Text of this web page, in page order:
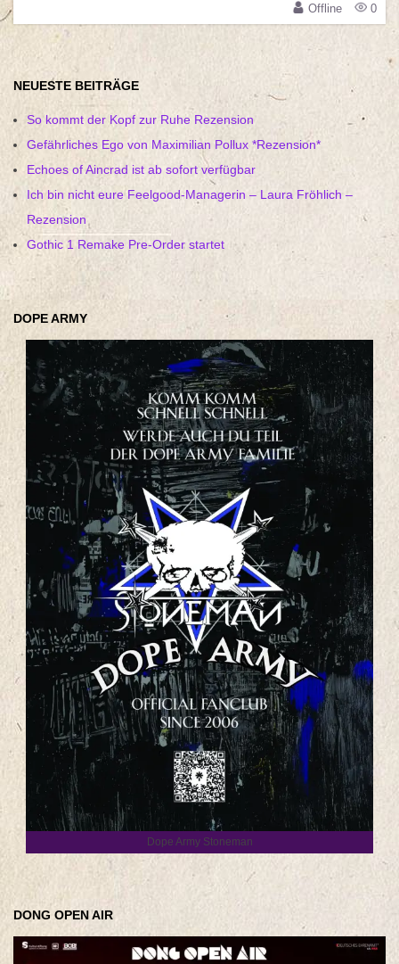
Offline 0
NEUESTE BEITRÄGE
So kommt der Kopf zur Ruhe Rezension
Gefährliches Ego von Maximilian Pollux *Rezension*
Echoes of Aincrad ist ab sofort verfügbar
Ich bin nicht eure Feelgood-Managerin – Laura Fröhlich –
Rezension
Gothic 1 Remake Pre-Order startet
DOPE ARMY
Dope Army Stoneman
DONG OPEN AIR